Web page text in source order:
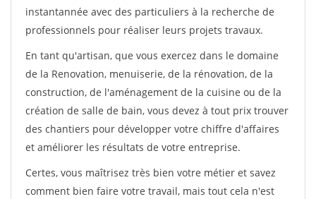
instantannée avec des particuliers à la recherche de
professionnels pour réaliser leurs projets travaux.
En tant qu'artisan, que vous exercez dans le domaine
de la Renovation, menuiserie, de la rénovation, de la
construction, de l'aménagement de la cuisine ou de la
création de salle de bain, vous devez à tout prix trouver
des chantiers pour développer votre chiffre d'affaires
et améliorer les résultats de votre entreprise.
Certes, vous maîtrisez très bien votre métier et savez
comment bien faire votre travail, mais tout cela n'est